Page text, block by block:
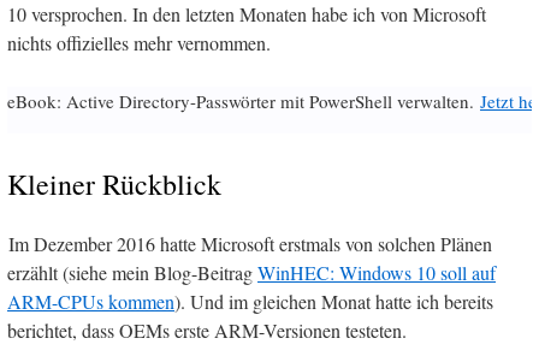
10 versprochen. In den letzten Monaten habe ich von Microsoft
nichts offizielles mehr vernommen.
eBook: Active Directory-Passwörter mit PowerShell verwalten. Jetzt
Kleiner Rückblick
Im Dezember 2016 hatte Microsoft erstmals von solchen Plänen
erzählt (siehe mein Blog-BeitragWinHEC: Windows 10 soll auf
ARM-CPUs kommen). Und im gleichen Monat hatte ich bereits
berichtet, dass OEMs erste ARM-Versionen testeten.